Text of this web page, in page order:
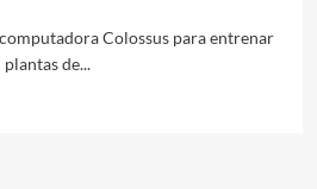
Colossus para entrenar
de...